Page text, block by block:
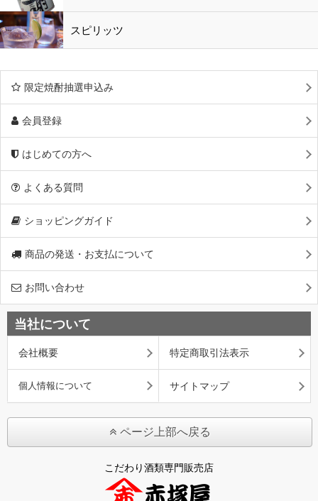
スピリッツ
限定焼酎抽選申込み
会員登録
はじめての方へ
よくある質問
ショッピングガイド
商品の発送・お支払について
お問い合わせ
当社について
会社概要 特定商取引法表示
個人情報について サイトマップ
ページ上部へ戻る
こだわり酒類専門販売店